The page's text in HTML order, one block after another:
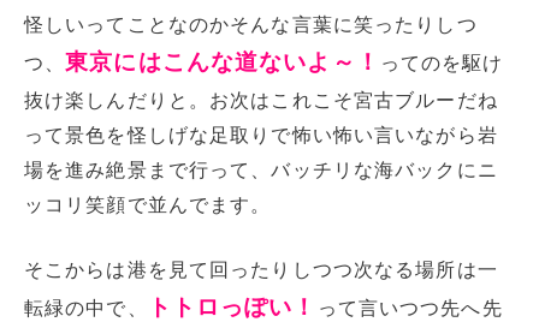
怪しいってことなのかそんな言葉に笑ったりしつ
つ、 東京にはこんな道ないよ～！ ってのを駆け
抜け楽しんだりと。お次はこれこそ宮古ブルーだね
って景色を怪しげな足取りで怖い怖い言いながら岩
場を進み絶景まで行って、バッチリな海バックにニ
ッコリ笑顔で並んでます。
そこからは港を見て回ったりしつつ次なる場所は一
転緑の中で、
トトロっぽい！
って言いつつ先へ先